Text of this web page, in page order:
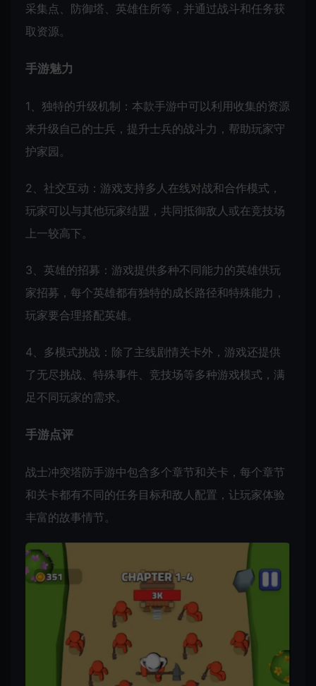
采集点、防御塔、英雄住所等，并通过战斗和任务获
取资源。
手游魅力
1、独特的升级机制：本款手游中可以利用收集的资源
来升级自己的士兵，提升士兵的战斗力，帮助玩家守
护家园。
2、社交互动：游戏支持多人在线对战和合作模式，
玩家可以与其他玩家结盟，共同抵御敌人或在竞技场
上一较高下。
3、英雄的招募：游戏提供多种不同能力的英雄供玩
家招募，每个英雄都有独特的成长路径和特殊能力，
玩家要合理搭配英雄。
4、多模式挑战：除了主线剧情关卡外，游戏还提供
了无尽挑战、特殊事件、竞技场等多种游戏模式，满
足不同玩家的需求。
手游点评
战士冲突塔防手游中包含多个章节和关卡，每个章节
和关卡都有不同的任务目标和敌人配置，让玩家体验
丰富的故事情节。